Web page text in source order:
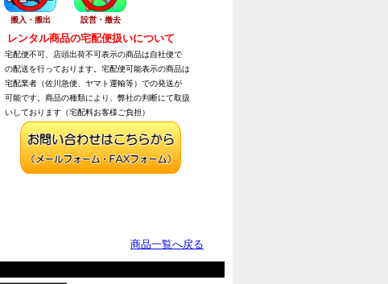
搬入・搬出 設営・撤去
レンタル商品の宅配便扱いについて
宅配便不可、店頭出荷不可表示の商品は自社便で
の配送を行っております。宅配便可能表示の商品は
宅配業者（佐川急便、ヤマト運輸等）での発送が
可能です。商品の種類により、弊社の判断にて取扱
いしております（宅配料お客様ご負担）
商品一覧へ戻る